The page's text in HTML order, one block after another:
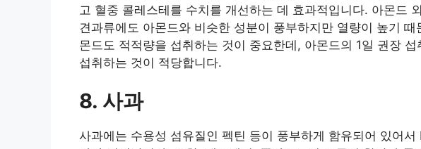
고 혈중 콜레스테를 수치를 개선하는 데 효과적입니다. 아몬드
견과류에도 아몬드와 비슷한 성분이 풍부하지만 열량이 높기
몬드도 적적량을 섭취하는 것이 중요한데, 아몬드의 1일 권장
섭취하는 것이 적당합니다.
8. 사과
사과에는 수용성 섬유질인 펙틴 등이 풍부하게 함유되어 있어